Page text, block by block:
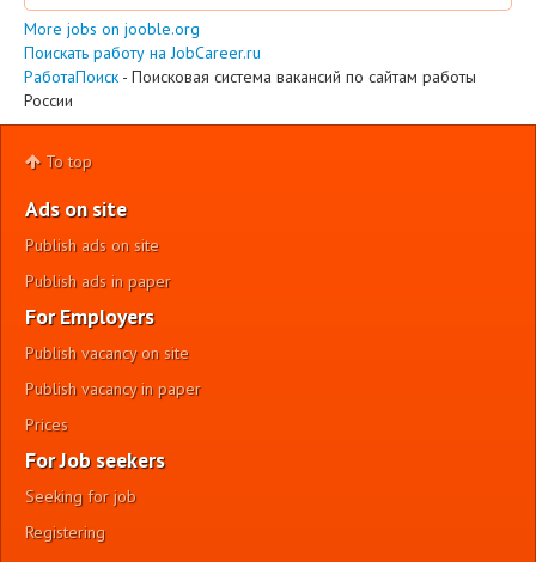
More jobs on jooble.org
Поискать работу на JobCareer.ru
РаботаПоиск - Поисковая система вакансий по сайтам работы
России
To top
Ads on site
Publish ads on site
Publish ads in paper
For Employers
Publish vacancy on site
Publish vacancy in paper
Prices
For Job seekers
Seeking for job
Registering